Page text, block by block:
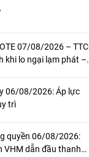
07/08/2026 –
khi lo ngại lạm phát –
06/08/2026: Áp lực
trì
quyền 06/08/2026:
VHM dẫn đầu thanh